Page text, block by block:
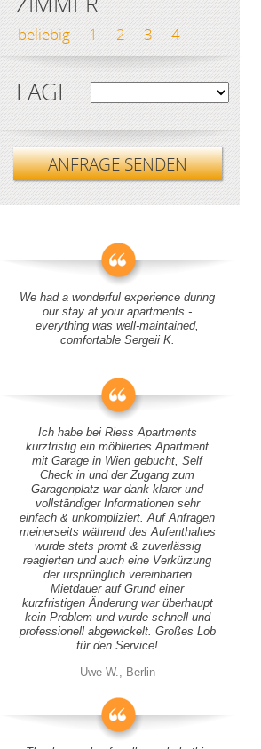
beliebig 1 2 3 4
LAGE
ANFRAGE SENDEN
We had a wonderful experience during
our stay at your apartments -
everything was well-maintained,
comfortable Sergeii K.
Ich habe bei Riess Apartments
kurzfristig ein möbliertes Apartment
mit Garage in Wien gebucht, Self
Check in und der Zugang zum
Garagenplatz war dank klarer und
vollständiger Informationen sehr
einfach & unkompliziert. Auf Anfragen
meinerseits während des Aufenthaltes
wurde stets promt & zuverlässig
reagierten und auch eine Verkürzung
der ursprünglich vereinbarten
Mietdauer auf Grund einer
kurzfristigen Änderung war überhaupt
kein Problem und wurde schnell und
professionell abgewickelt. Großes Lob
für den Service!
Uwe W., Berlin